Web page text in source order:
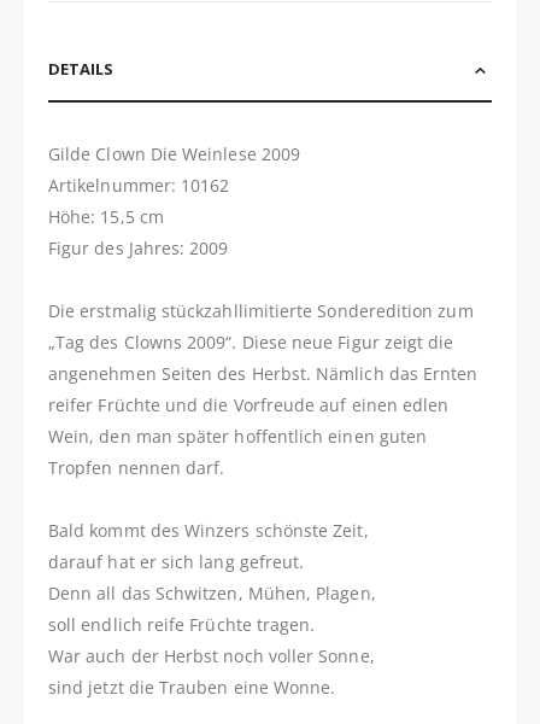
DETAILS
Gilde Clown Die Weinlese 2009
Artikelnummer: 10162
Höhe: 15,5 cm
Figur des Jahres: 2009
Die erstmalig stückzahllimitierte Sonderedition zum
„Tag des Clowns 2009“. Diese neue Figur zeigt die
angenehmen Seiten des Herbst. Nämlich das Ernten
reifer Früchte und die Vorfreude auf einen edlen
Wein, den man später hoffentlich einen guten
Tropfen nennen darf.
Bald kommt des Winzers schönste Zeit,
darauf hat er sich lang gefreut.
Denn all das Schwitzen, Mühen, Plagen,
soll endlich reife Früchte tragen.
War auch der Herbst noch voller Sonne,
sind jetzt die Trauben eine Wonne.